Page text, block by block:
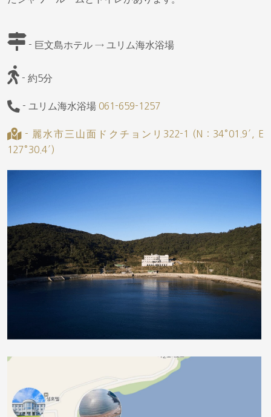
- 巨文島ホテル → ユリム海水浴場
- 約5分
- ユリム海水浴場 061-659-1257
- 麗水市三山面ドクチョンリ322-1 (N : 34°01.9′, E
127°30.4′)